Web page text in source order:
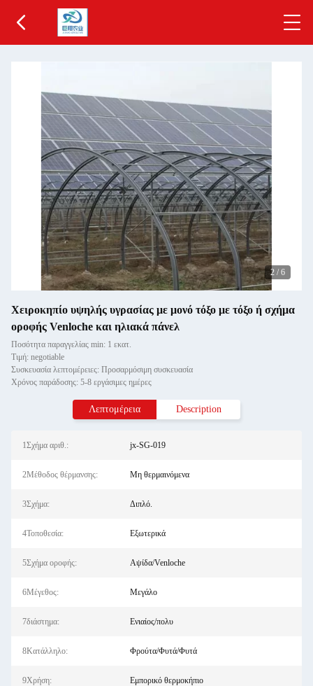
2 / 6
Χειροκηπίο υψηλής υγρασίας με μονό τόξο με τόξο ή σχήμα
οροφής Venloche και ηλιακά πάνελ
Ποσότητα παραγγελίας min: 1 εκατ.
Τιμή: negotiable
Συσκευασία λεπτομέρειες: Προσαρμόσιμη συσκευασία
Χρόνος παράδοσης: 5-8 εργάσιμες ημέρες
Λεπτομέρεια Description
1Σχήμα αριθ.: jx-SG-019
2Μέθοδος θέρμανσης: Μη θερμαινόμενα
3Σχήμα: Διπλό.
4Τοποθεσία: Εξωτερικά
5Σχήμα οροφής: Αψίδα/Venloche
6Μέγεθος: Μεγάλο
7διάστημα: Ενιαίος/πολυ
8Κατάλληλο: Φρούτα/Φυτά/Φυτά
9Χρήση: Εμπορικό θερμοκήπιο